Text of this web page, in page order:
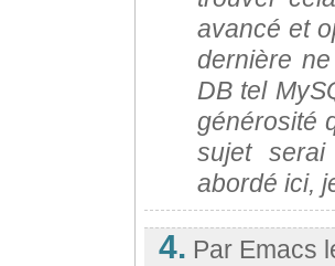
avancé et
dernière
DB tel
générosité
sujet
abordé ici,
4. Par Emacs